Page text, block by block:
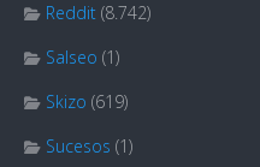
Reddit (8.742)
Salseo (1)
Skizo (619)
Sucesos (1)